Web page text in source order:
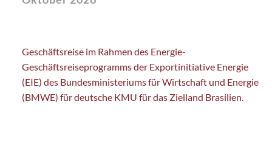
Geschäftsreise im Rahmen des Energie-
Geschäftsreiseprogramms der Exportinitiative Energie
(EIE) des Bundesministeriums für Wirtschaft und Energie
(BMWE) für deutsche KMU für das Zielland Brasilien.